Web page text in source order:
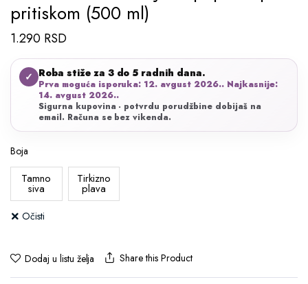
pritiskom (500 ml)
1.290 RSD
✓ Roba stiže za 3 do 5 radnih dana.
Prva moguća isporuka: 12. avgust 2026.. Najkasnije:
14. avgust 2026..
Sigurna kupovina - potvrdu porudžbine dobijaš na
email. Računa se bez vikenda.
Boja
Tamno
siva
Tirkizno
plava
Očisti
Dodaj u listu želja Share this Product